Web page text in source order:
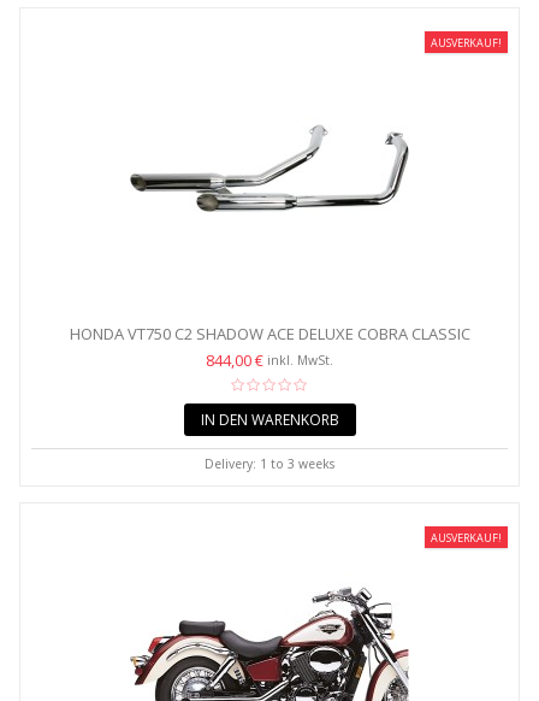
AUSVERKAUF!
HONDA VT750 C2 SHADOW ACE DELUXE COBRA CLASSIC
EXHAUST...
844,00 € inkl. MwSt.
IN DEN WARENKORB
Delivery: 1 to 3 weeks
AUSVERKAUF!